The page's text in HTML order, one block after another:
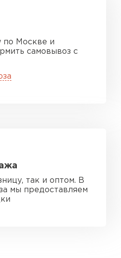
по Москве и
самовывоз с
так и оптом. В
мы предоставляем